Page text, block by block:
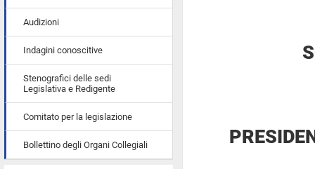
Audizioni
Indagini conoscitive
Stenografici delle sedi
Legislativa e Redigente
Comitato per la legislazione
Bollettino degli Organi Collegiali